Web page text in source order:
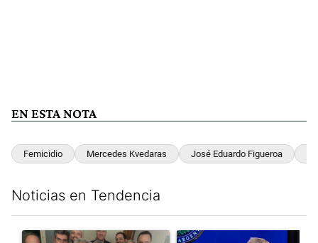
EN ESTA NOTA
Femicidio Mercedes Kvedaras José Eduardo Figueroa
Noticias en Tendencia
Un artículo de tendencia con el título "Canciller de
Un artículo de tendencia con